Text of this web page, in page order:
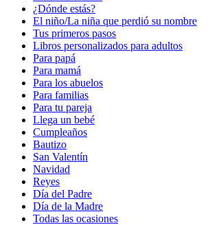
¿Dónde estás?
El niño/La niña que perdió su nombre
Tus primeros pasos
Libros personalizados para adultos
Para papá
Para mamá
Para los abuelos
Para familias
Para tu pareja
Llega un bebé
Cumpleaños
Bautizo
San Valentín
Navidad
Reyes
Día del Padre
Día de la Madre
Todas las ocasiones